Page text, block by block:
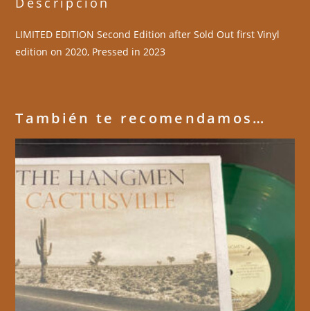
LIMITED EDITION Second Edition after Sold Out first Vinyl
edition on 2020, Pressed in 2023
También te recomendamos…